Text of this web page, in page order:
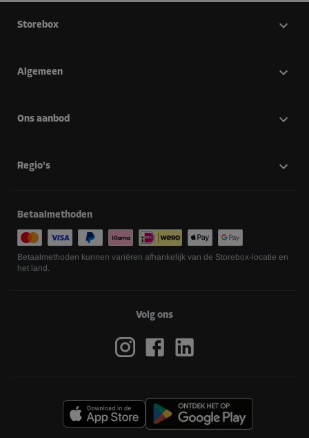
Storebox
Algemeen
Ons aanbod
Regio's
Betaalmethoden
Betaalmethoden kunnen variëren afhankelijk van de Storebox-locatie en
het land.
Volg ons